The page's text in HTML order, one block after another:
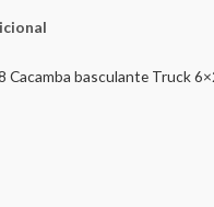
Cacamba basculante Truck